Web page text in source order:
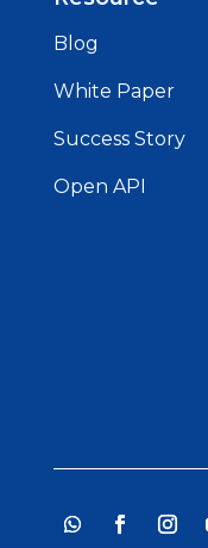
Blog
White Paper
Success Story
Open API